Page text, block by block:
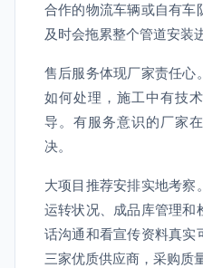
合作的物流车辆或自有车
及时会拖累整个管道安装
售后服务体现厂家责任心
如何处理，施工中有技
导。有服务意识的厂家
决。
大项目推荐安排实地考察
运转状况、成品库管理和
话沟通和看宣传资料真实
三家优质供应商，采购质